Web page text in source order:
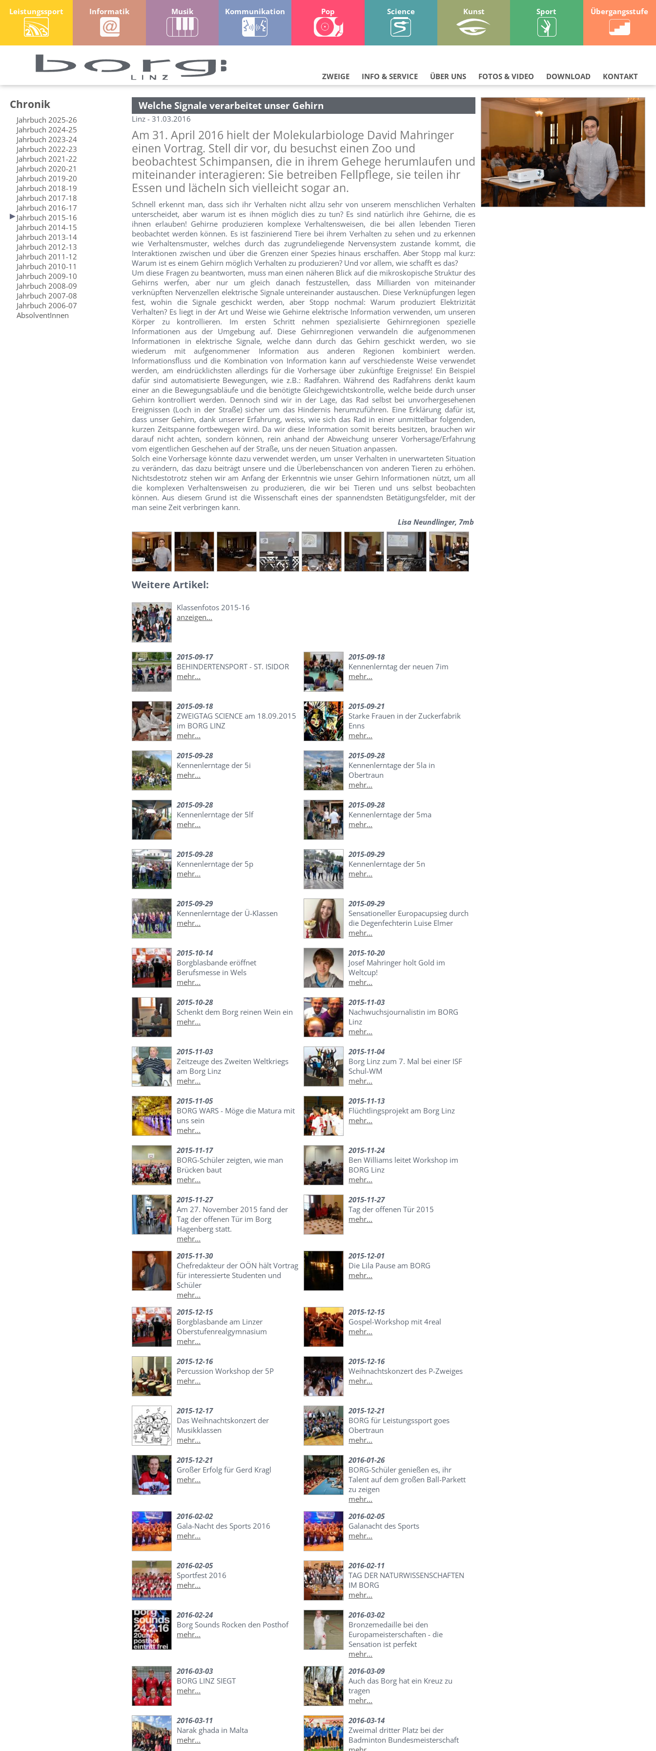
Leistungssport Informatik Musik Kommunikation Pop Science Kunst Sport Übergangsstufe
KONTAKT
DOWNLOAD
FOTOS & VIDEO
ÜBER UNS
INFO & SERVICE
ZWEIGE
Chronik
Jahrbuch 2025-26
Jahrbuch 2024-25
Jahrbuch 2023-24
Jahrbuch 2022-23
Jahrbuch 2021-22
Jahrbuch 2020-21
Jahrbuch 2019-20
Jahrbuch 2018-19
Jahrbuch 2017-18
Jahrbuch 2016-17
Jahrbuch 2015-16
Jahrbuch 2014-15
Jahrbuch 2013-14
Jahrbuch 2012-13
Jahrbuch 2011-12
Jahrbuch 2010-11
Jahrbuch 2009-10
Jahrbuch 2008-09
Jahrbuch 2007-08
Jahrbuch 2006-07
AbsolventInnen
Welche Signale verarbeitet unser Gehirn
Linz - 31.03.2016
Am 31. April 2016 hielt der Molekularbiologe David Mahringer
einen Vortrag. Stell dir vor, du besuchst einen Zoo und
beobachtest Schimpansen, die in ihrem Gehege herumlaufen und
miteinander interagieren: Sie betreiben Fellpflege, sie teilen ihr
Essen und lächeln sich vielleicht sogar an.
Schnell erkennt man, dass sich ihr Verhalten nicht allzu sehr von unserem menschlichen Verhalten
unterscheidet, aber warum ist es ihnen möglich dies zu tun? Es sind natürlich ihre Gehirne, die es
ihnen erlauben! Gehirne produzieren komplexe Verhaltensweisen, die bei allen lebenden Tieren
beobachtet werden können. Es ist faszinierend Tiere bei ihrem Verhalten zu sehen und zu erkennen
wie Verhaltensmuster, welches durch das zugrundeliegende Nervensystem zustande kommt, die
Interaktionen zwischen und über die Grenzen einer Spezies hinaus erschaffen. Aber Stopp mal kurz:
Warum ist es einem Gehirn möglich Verhalten zu produzieren? Und vor allem, wie schafft es das?
Um diese Fragen zu beantworten, muss man einen näheren Blick auf die mikroskopische Struktur des
Gehirns werfen, aber nur um gleich danach festzustellen, dass Milliarden von miteinander
verknüpften Nervenzellen elektrische Signale untereinander austauschen. Diese Verknüpfungen legen
fest, wohin die Signale geschickt werden, aber Stopp nochmal: Warum produziert Elektrizität
Verhalten? Es liegt in der Art und Weise wie Gehirne elektrische Information verwenden, um unseren
Körper zu kontrollieren. Im ersten Schritt nehmen spezialisierte Gehirnregionen spezielle
Informationen aus der Umgebung auf. Diese Gehirnregionen verwandeln die aufgenommenen
Informationen in elektrische Signale, welche dann durch das Gehirn geschickt werden, wo sie
wiederum mit aufgenommener Information aus anderen Regionen kombiniert werden.
Informationsfluss und die Kombination von Information kann auf verschiedenste Weise verwendet
werden, am eindrücklichsten allerdings für die Vorhersage über zukünftige Ereignisse! Ein Beispiel
dafür sind automatisierte Bewegungen, wie z.B.: Radfahren. Während des Radfahrens denkt kaum
einer an die Bewegungsabläufe und die benötigte Gleichgewichtskontrolle, welche beide durch unser
Gehirn kontrolliert werden. Dennoch sind wir in der Lage, das Rad selbst bei unvorhergesehenen
Ereignissen (Loch in der Straße) sicher um das Hindernis herumzuführen. Eine Erklärung dafür ist,
dass unser Gehirn, dank unserer Erfahrung, weiss, wie sich das Rad in einer unmittelbar folgenden,
kurzen Zeitspanne fortbewegen wird. Da wir diese Information somit bereits besitzen, brauchen wir
darauf nicht achten, sondern können, rein anhand der Abweichung unserer Vorhersage/Erfahrung
vom eigentlichen Geschehen auf der Straße, uns der neuen Situation anpassen.
Solch eine Vorhersage könnte dazu verwendet werden, um unser Verhalten in unerwarteten Situation
zu verändern, das dazu beiträgt unsere und die Überlebenschancen von anderen Tieren zu erhöhen.
Nichtsdestotrotz stehen wir am Anfang der Erkenntnis wie unser Gehirn Informationen nützt, um all
die komplexen Verhaltensweisen zu produzieren, die wir bei Tieren und uns selbst beobachten
können. Aus diesem Grund ist die Wissenschaft eines der spannendsten Betätigungsfelder, mit der
man seine Zeit verbringen kann.
Lisa Neundlinger, 7mb
Weitere Artikel:
Klassenfotos 2015-16
anzeigen...
2015-09-17
BEHINDERTENSPORT - ST. ISIDOR
mehr...
2015-09-18
Kennenlerntag der neuen 7im
mehr...
2015-09-18
ZWEIGTAG SCIENCE am 18.09.2015
im BORG LINZ
mehr...
2015-09-21
Starke Frauen in der Zuckerfabrik
Enns
mehr...
2015-09-28
Kennenlerntage der 5i
mehr...
2015-09-28
Kennenlerntage der 5la in
Obertraun
mehr...
2015-09-28
Kennenlerntage der 5lf
mehr...
2015-09-28
Kennenlerntage der 5ma
mehr...
2015-09-28
Kennenlerntage der 5p
mehr...
2015-09-29
Kennenlerntage der 5n
mehr...
2015-09-29
Kennenlerntage der Ü-Klassen
mehr...
2015-09-29
Sensationeller Europacupsieg durch
die Degenfechterin Luise Elmer
mehr...
2015-10-14
Borgblasbande eröffnet
Berufsmesse in Wels
mehr...
2015-10-20
Josef Mahringer holt Gold im
Weltcup!
mehr...
2015-10-28
Schenkt dem Borg reinen Wein ein
mehr...
2015-11-03
Nachwuchsjournalistin im BORG
Linz
mehr...
2015-11-03
Zeitzeuge des Zweiten Weltkriegs
am Borg Linz
mehr...
2015-11-04
Borg Linz zum 7. Mal bei einer ISF
Schul-WM
mehr...
2015-11-05
BORG WARS - Möge die Matura mit
uns sein
mehr...
2015-11-13
Flüchtlingsprojekt am Borg Linz
mehr...
2015-11-17
BORG-Schüler zeigten, wie man
Brücken baut
mehr...
2015-11-24
Ben Williams leitet Workshop im
BORG Linz
mehr...
2015-11-27
Am 27. November 2015 fand der
Tag der offenen Tür im Borg
Hagenberg statt.
mehr...
2015-11-27
Tag der offenen Tür 2015
mehr...
2015-11-30
Chefredakteur der OÖN hält Vortrag
für interessierte Studenten und
Schüler
mehr...
2015-12-01
Die Lila Pause am BORG
mehr...
2015-12-15
Borgblasbande am Linzer
Oberstufenrealgymnasium
mehr...
2015-12-15
Gospel-Workshop mit 4real
mehr...
2015-12-16
Percussion Workshop der 5P
mehr...
2015-12-16
Weihnachtskonzert des P-Zweiges
mehr...
2015-12-17
Das Weihnachtskonzert der
Musikklassen
mehr...
2015-12-21
BORG für Leistungssport goes
Obertraun
mehr...
2015-12-21
Großer Erfolg für Gerd Kragl
mehr...
2016-01-26
BORG-Schüler genießen es, ihr
Talent auf dem großen Ball-Parkett
zu zeigen
mehr...
2016-02-02
Gala-Nacht des Sports 2016
mehr...
2016-02-05
Galanacht des Sports
mehr...
2016-02-05
Sportfest 2016
mehr...
2016-02-11
TAG DER NATURWISSENSCHAFTEN
IM BORG
mehr...
2016-02-24
Borg Sounds Rocken den Posthof
mehr...
2016-03-02
Bronzemedaille bei den
Europameisterschaften - die
Sensation ist perfekt
mehr...
2016-03-03
BORG LINZ SIEGT
mehr...
2016-03-09
Auch das Borg hat ein Kreuz zu
tragen
mehr...
2016-03-11
Narak ghada in Malta
mehr...
2016-03-14
Zweimal dritter Platz bei der
Badminton Bundesmeisterschaft